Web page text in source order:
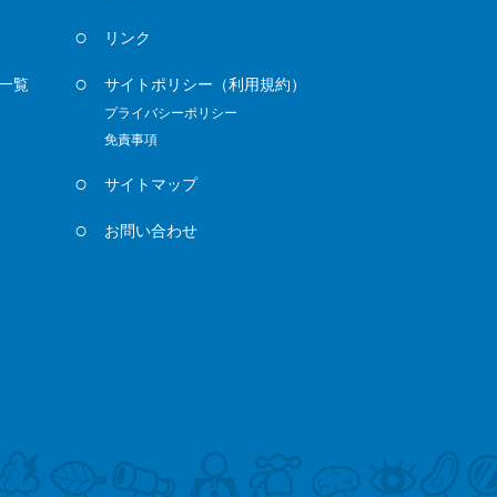
覧
リンク
サイトポリシー （利用規約）
プライバシーポリシー
免責事項
サイトマップ
お問い合わせ